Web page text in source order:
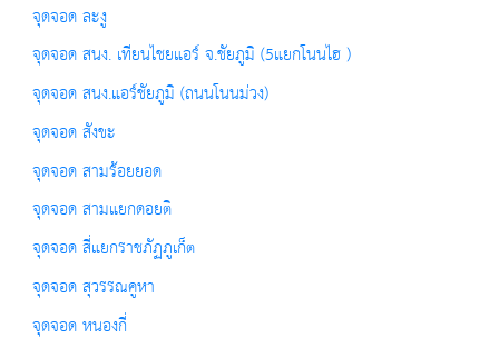
จุดจอด ละงู
จุดจอด สนง. เทียนไชยแอร์ จ.ชัยภูมิ (5แยกโนนไฮ )
จุดจอด สนง.แอร์ชัยภูมิ (ถนนโนนม่วง)
จุดจอด สังขะ
จุดจอด สามร้อยยอด
จุดจอด สามแยกดอยติ
จุดจอด สี่แยกราชภัฏภูเก็ต
จุดจอด สุวรรณคูหา
จุดจอด หนองกี่